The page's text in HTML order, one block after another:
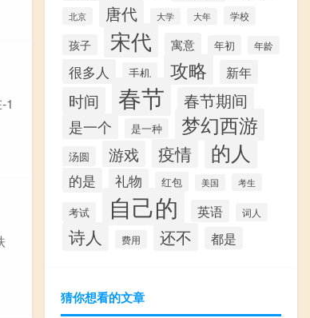
1
北京 唐代 大学 大年 学校
孩子 宋代 寓意 年初 年龄
很多人 手机 攻略 新年
时间 春节 春节期间
是一个 是一种 梦幻西游
汤圆 游戏 疫情 的人
的是 礼物 红包 美国 考生
考试 自己的 英语 词人
诗人 费用 还不 都是
猜你想看的文章